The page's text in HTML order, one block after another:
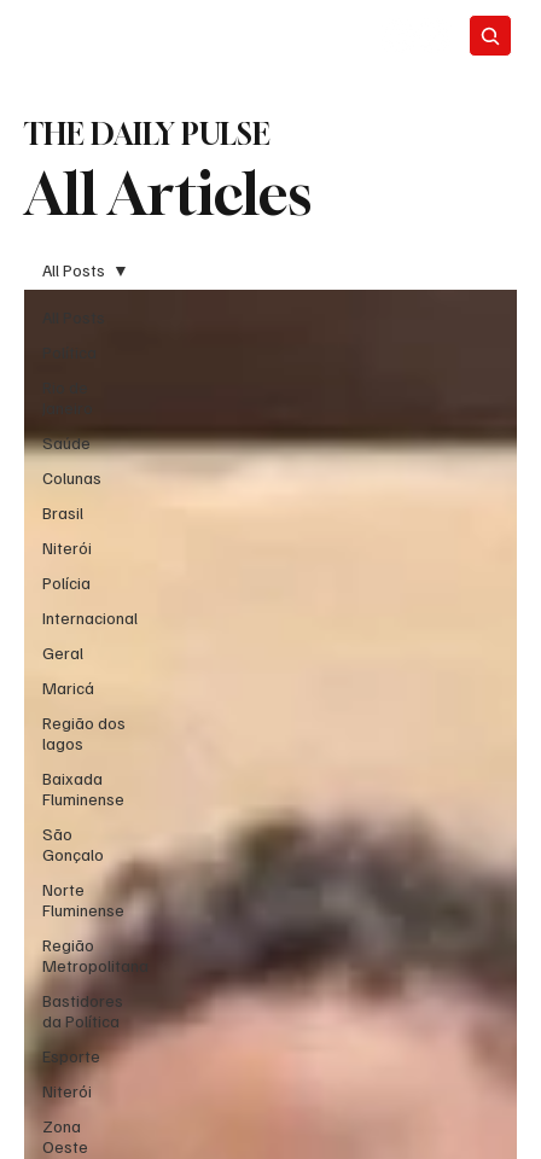
All Articles
THE DAILY PULSE
Saúde
Colunas
Brasil
Niterói
Polícia
Internacional
Geral
Maricá
Região dos
lagos
Baixada
Fluminense
São
Gonçalo
Norte
Fluminense
Região
Metropolitana
Bastidores
da Política
Esporte
Niterói
Zona
Oeste
All Posts